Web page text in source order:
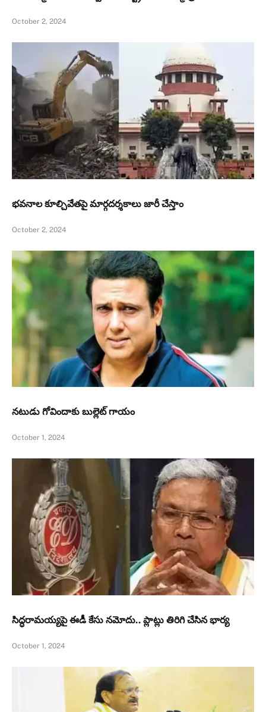
October 2, 2024
భవనాల కూల్చివేతపై మార్గదర్శకాలు జారీ చేస్తాం
October 2, 2024
నటుడు గోవిందాకు బుల్లెట్ గాయం
October 1, 2024
సిద్ధరామయ్యపై ఈడీ కేసు నమోదు.. ప్లాట్లు తిరిగి చేసిన భార్య
October 1, 2024